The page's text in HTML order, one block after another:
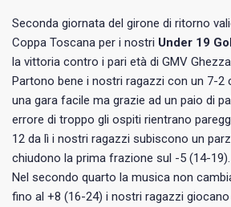
Seconda giornata del girone di ritorno
Coppa Toscana per i nostri Under 19
la vittoria contro i pari età di GMV
Partono bene i nostri ragazzi con un 7-2
una gara facile ma grazie ad un paio di
errore di troppo gli ospiti rientrano
12 da lì i nostri ragazzi subiscono un
chiudono la prima frazione sul -5 (14-19).
Nel secondo quarto la musica non
fino al +8 (16-24) i nostri ragazzi